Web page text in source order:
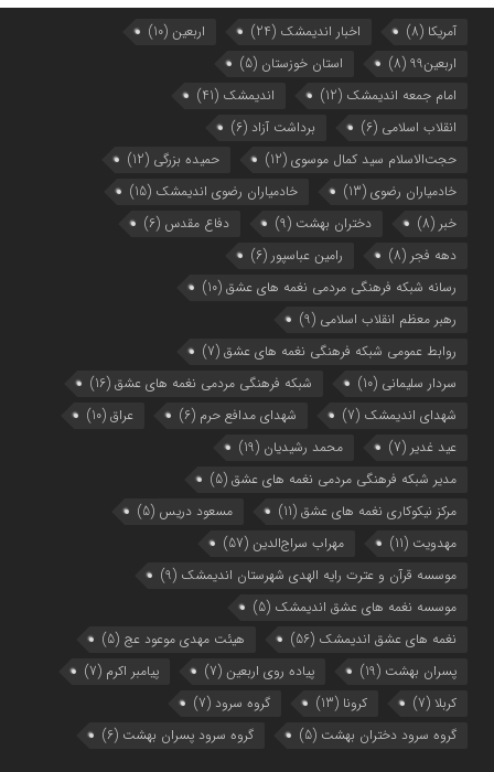
آمریکا (8) اخبار اندیمشک (24) اربعین (10)
اربعین99
(8) استان خوزستان (5)
امام جمعه اندیمشک (12) اندیمشک (41)
انقلاب اسلامی (6) برداشت آزاد (6)
حجت‌الاسلام سید کمال موسوی (12) حمیده بزرگی (12)
خادمیاران رضوی (13) خادمیاران رضوی اندیمشک (15)
خبر (8) دختران بهشت (9) دفاع مقدس (6)
دهه فجر (8) رامین عباسپور (6)
رسانه شبکه فرهنگی مردمی نغمه های عشق (10)
رهبر معظم انقلاب اسلامی (9)
روابط عمومی شبکه فرهنگی نغمه های عشق (7)
سردار سلیمانی (10) شبکه فرهنگی مردمی نغمه های عشق (16)
شهدای اندیمشک (7) شهدای مدافع حرم (6) عراق (10)
عید غدیر (7) محمد رشیدیان (19)
مدیر شبکه فرهنگی مردمی نغمه های عشق (5)
مرکز نیکوکاری نغمه های عشق (11) مسعود دریس (5)
مهدویت (11) مهراب سراج‌الدین (57)
موسسه قرآن و عترت رایه الهدی شهرستان اندیمشک (9)
موسسه نغمه های عشق اندیمشک (5)
نغمه های عشق اندیمشک (56) هیئت مهدی موعود عج (5)
پسران بهشت (19) پیاده روی اربعین (7) پیامبر اکرم (7)
کربلا (7) کرونا (13) گروه سرود (7)
گروه سرود دختران بهشت (5) گروه سرود پسران بهشت (6)